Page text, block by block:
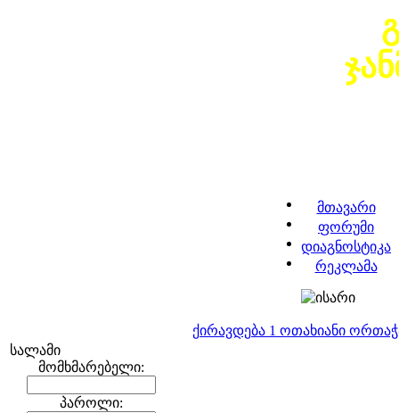
მთავარი
ფორუმი
დიაგნოსტიკა
რეკლამა
ქირავდება 1 ოთახიანი
სალამი
მომხმარებელი:
პაროლი: